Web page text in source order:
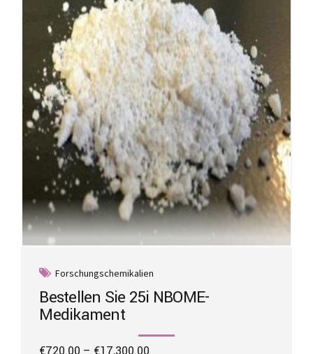
options
be
chosen
on
the
product
page
Forschungschemikalien
Bestellen Sie 25i NBOME-
Medikament